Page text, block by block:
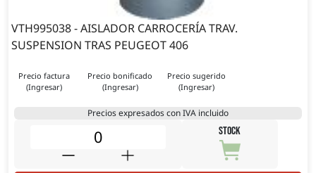
VTH995038 - AISLADOR CARROCERÍA TRAV.
SUSPENSION TRAS PEUGEOT 406
Precio factura
(Ingresar)
Precio bonificado
(Ingresar)
Precio sugerido
(Ingresar)
Precios expresados con IVA incluido
STOCK